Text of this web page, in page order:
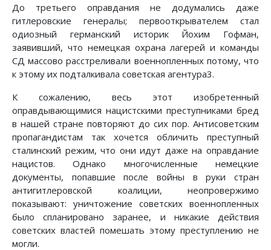
До третьего оправдания не додумались даже
гитлеровские генералы; первооткрывателем стал
одиозный германский историк Йохим Гофман,
заявивший, что немецкая охрана лагерей и команды
СД массово расстреливали военнопленных потому, что
к этому их подталкивала советская агентура3.
К сожалению, весь этот изобретенный
оправдывающимися нацистскими преступниками бред
в нашей стране повторяют до сих пор. Антисоветским
пропагандистам так хочется обличить преступный
сталинский режим, что они идут даже на оправдание
нацистов. Однако многочисленные немецкие
документы, попавшие после войны в руки стран
антигитлеровской коалиции, неопровержимо
показывают: уничтожение советских военнопленных
было спланировано заранее, и никакие действия
советских властей помешать этому преступлению не
могли.